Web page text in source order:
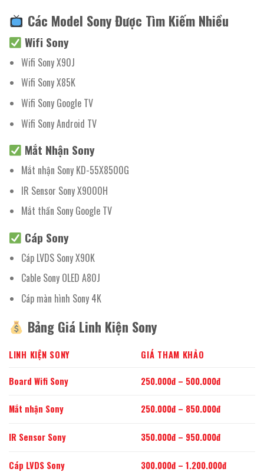
Các Model Sony Được Tìm Kiếm Nhiều
Wifi Sony
Wifi Sony X90J
Wifi Sony X85K
Wifi Sony Google TV
Wifi Sony Android TV
Mắt Nhận Sony
Mắt nhận Sony KD-55X8500G
IR Sensor Sony X9000H
Mắt thần Sony Google TV
Cáp Sony
Cáp LVDS Sony X90K
Cable Sony OLED A80J
Cáp màn hình Sony 4K
Bảng Giá Linh Kiện Sony
LINH KIỆN SONY GIÁ THAM KHẢO
Board Wifi Sony 250.000đ – 500.000đ
Mắt nhận Sony 250.000đ – 850.000đ
IR Sensor Sony 350.000đ – 950.000đ
Cáp LVDS Sony 300.000đ – 1.200.000đ